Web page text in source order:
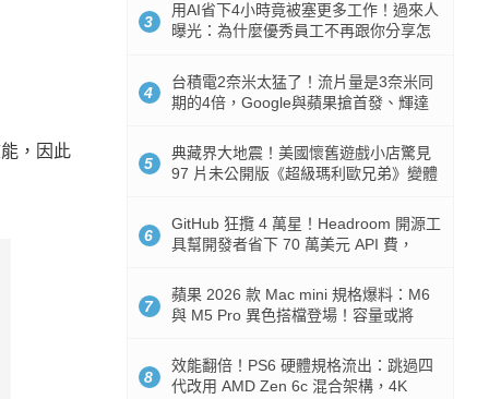
，因此
3
用AI省下4小時竟被塞更多工作！過來人
曝光：為什麼優秀員工不再跟你分享怎
4
台積電2奈米太猛了！流片量是3奈米同
期的4倍，Google與蘋果搶首發、輝達
5
典藏界大地震！美國懷舊遊戲小店驚見
97 片未公開版《超級瑪利歐兄弟》變體
6
GitHub 狂攬 4 萬星！Headroom 開源工
具幫開發者省下 70 萬美元 API 費，
7
蘋果 2026 款 Mac mini 規格爆料：M6
與 M5 Pro 異色搭檔登場！容量或將
8
效能翻倍！PS6 硬體規格流出：跳過四
代改用 AMD Zen 6c 混合架構，4K